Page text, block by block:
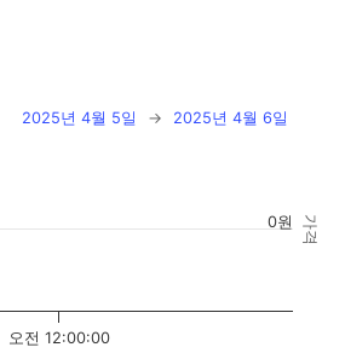
가격
2025년 4월 5일 → 2025년 4월 6일
오전 12:00:00
0원